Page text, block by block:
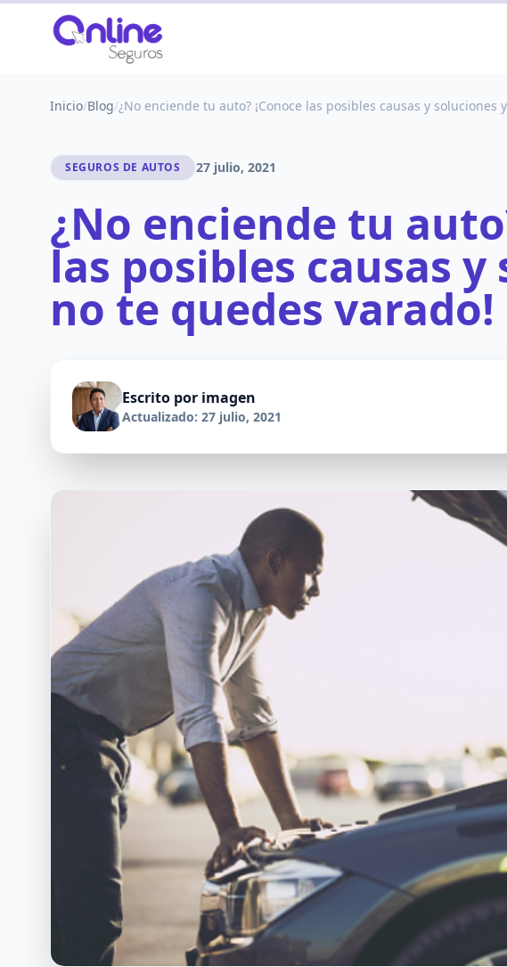
Inicio/Blog/¿No enciende tu auto? ¡Conoce las posibles causas y soluciones
SEGUROS DE AUTOS 27 julio, 2021
¿No enciende tu
las posibles causas
no te quedes varado!
Escrito por imagen
Actualizado: 27 julio, 2021